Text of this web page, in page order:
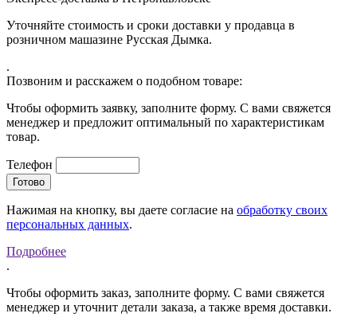
Уточняйте стоимость и сроки доставки у продавца в
розничном машазине Русская Дымка.
.
Позвоним и расскажем о подобном товаре:
Чтобы оформить заявку, заполните форму. С вами свяжется
менеджер и предложит оптимальный по характеристикам
товар.
Телефон
Нажимая на кнопку, вы даете согласие на обработку своих
персональных данных.
Подробнее
.
Чтобы оформить заказ, заполните форму. С вами свяжется
менеджер и уточнит детали заказа, а также время доставки.